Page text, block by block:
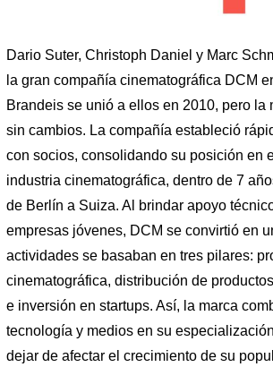
Dario Suter, Christoph Daniel y Marc
la gran compañía cinematográfica DCM
Brandeis se unió a ellos en 2010, pero la
sin cambios. La compañía estableció
con socios, consolidando su posición en
industria cinematográfica, dentro de 7
de Berlín a Suiza. Al brindar apoyo
empresas jóvenes, DCM se convirtió en
actividades se basaban en tres pilares:
cinematográfica, distribución de
e inversión en startups. Así, la marca
tecnología y medios en su
dejar de afectar el crecimiento de su